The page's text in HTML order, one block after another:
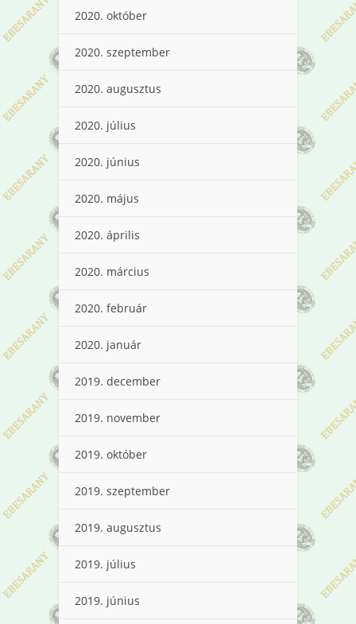
2020. október
2020. szeptember
2020. augusztus
2020. július
2020. június
2020. május
2020. április
2020. március
2020. február
2020. január
2019. december
2019. november
2019. október
2019. szeptember
2019. augusztus
2019. július
2019. június